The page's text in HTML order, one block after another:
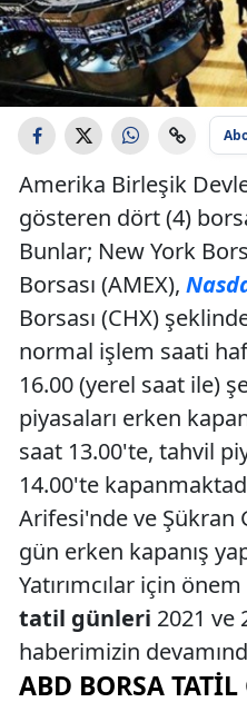
Amerika Birleşik
gösteren dört (4)
Bunlar; New York
Borsası (AMEX),
Borsası (CHX)
normal işlem saati
16.00 (yerel saat ile)
piyasaları erken
saat 13.00'te, tahvil
14.00'te
Arifesi'nde ve Şükran
gün erken kapanış
Yatırımcılar için
tatil günleri 2021 ve
haberimizin
ABD BORSA